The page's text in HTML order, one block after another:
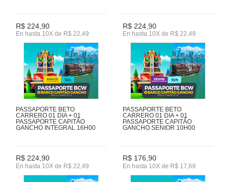
R$ 224,90
En hasta 10X de R$ 22,49
R$ 224,90
En hasta 10X de R$ 22,49
PASSAPORTE BETO
CARRERO 01 DIA + 01
PASSAPORTE CAPITÃO
GANCHO INTEGRAL 16H00
R$ 224,90
En hasta 10X de R$ 22,49
PASSAPORTE BETO
CARRERO 01 DIA + 01
PASSAPORTE CAPITÃO
GANCHO SENIOR 10H00
R$ 176,90
En hasta 10X de R$ 17,69